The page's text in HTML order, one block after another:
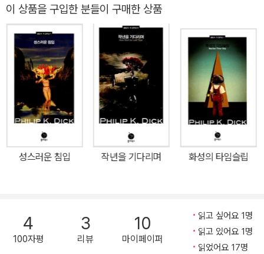
선정하는 ‘필립 K. 딕 상’의 첫 수상작은 바로 ‘사이버 펑크의 성경’으
로 불리고 있는 윌리엄 깁슨의 『뉴로맨서』이다.
편만을 모아 2011년부터 2013년까지 총 12권 완간을 목표로 하는
‘필립 K. 딕 걸작선’의 여덟 번째 주자로 『티모시 아처의 환생』이 폴
라북스에서 출간되었다. 이 작품은 필립 K. 딕이 실제로 한 신비 체험
을 토대로 말기에 집필한 ‘발리스 3부작’의 마지막 작품이자, 필립 K.
딕의 유작이기도 하다. 작가 자신의 체험담을 토대로 하지만 자전적
인 성격이 강한 『발리스』, 종교적 SF인 『성스러운 침입』에 비해 『티
모시 아처의 환생』은 일반소설에 가까운 구원의 이야기이다. 티모시
아처는 성공회 주교이자 마틴 루서 킹 목사와 케네디 가의 일원과 어
깨를 나란히 한 시대의 명사다. 연설 청탁을 하러 온 키어스틴과 내연
의 관계를 맺기 전까지 그의 인생은 탄탄대로였다. 그 이후 티모시 아
티모시 아처를 친구로 여긴 앤젤 아처는 혼자 남아 상처 입은 심장으
로 그들을 회고하다가, 불가사의한 현상과 마주친다. 『티모시 아처의
환생』은 종교계에 종사하는 티모시 아처가 중심인물이고 신앙의 갈
이 상품을 구입한 분들이 구매한 상품
성스러운 침입 작년을 기다리며 화성의 타임슬립
4
100자평
3
리뷰
10
마이페이퍼
읽고 싶어요 1명
읽고 있어요 1명
읽었어요 17명